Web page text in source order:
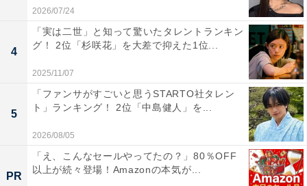
2026/07/24
4
「実は二世」と知って驚いたタレントランキン
グ！ 2位「杉咲花」を大差で抑えた1位...
2025/11/07
5
「ファンサがすごいと思うSTARTO社タレン
ト」ランキング！ 2位「中島健人」を...
2026/08/05
PR
「え、こんなセールやってたの？」80％OFF
以上が続々登場！Amazonの本気が...